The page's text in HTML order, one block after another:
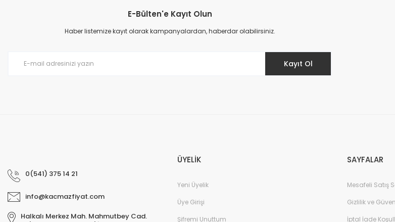
E-Bülten'e Kayıt Olun
Haber listemize kayıt olarak kampanyalardan, haberdar olabilirsiniz.
Kayıt Ol
0(541) 375 14 21
info@kacmazfiyat.com
Halkalı Merkez Mah. Mahmutbey Cad.
ÜYELİK
Yeni Üyelik
Üye Girişi
Şifremi Unuttum
SAYFALAR
Mesafeli Satış
Gizlilik ve
İptal İade